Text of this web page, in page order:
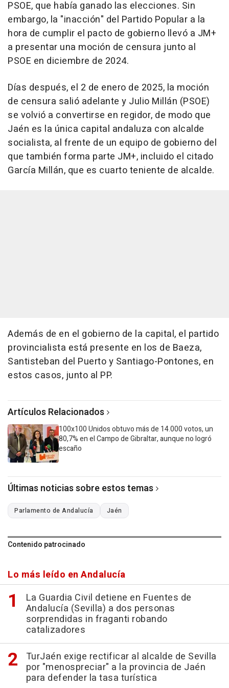
PSOE, que había ganado las elecciones. Sin
embargo, la "inacción" del Partido Popular a la
hora de cumplir el pacto de gobierno llevó a JM+
a presentar una moción de censura junto al
PSOE en diciembre de 2024.
Días después, el 2 de enero de 2025, la moción
de censura salió adelante y Julio Millán (PSOE)
se volvió a convertirse en regidor, de modo que
Jaén es la única capital andaluza con alcalde
socialista, al frente de un equipo de gobierno del
que también forma parte JM+, incluido el citado
García Millán, que es cuarto teniente de alcalde.
Además de en el gobierno de la capital, el partido
provincialista está presente en los de Baeza,
Santisteban del Puerto y Santiago-Pontones, en
estos casos, junto al PP.
Artículos Relacionados
100x100 Unidos obtuvo más de 14.000 votos, un
80,7% en el Campo de Gibraltar, aunque no logró
escaño
Últimas noticias sobre estos temas
Parlamento de Andalucía Jaén
Contenido patrocinado
Lo más leído en Andalucía
La Guardia Civil detiene en Fuentes de
Andalucía (Sevilla) a dos personas
sorprendidas in fraganti robando
catalizadores
TurJaén exige rectificar al alcalde de Sevilla
por "menospreciar" a la provincia de Jaén
para defender la tasa turística